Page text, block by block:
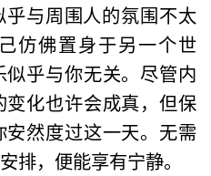
与周围人的氛围不太
仿佛置身于另一个世
乎与你无关。尽管内
化也许会成真，但保
然度过这一天。无需
排，便能享有宁静。